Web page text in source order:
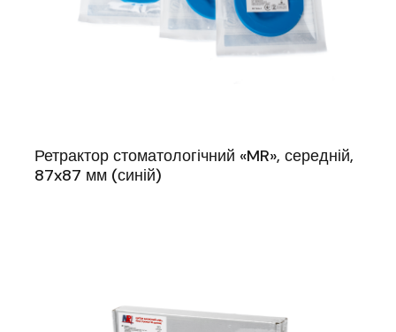
Ретрактор стоматологічний «MR», середній,
87x87 мм (синій)